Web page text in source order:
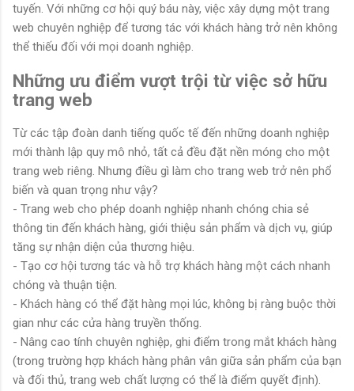
tuyến. Với những cơ hội quý báu này, việc xây dựng một trang
web chuyên nghiệp để tương tác với khách hàng trở nên không
thể thiếu đối với mọi doanh nghiệp.
Những ưu điểm vượt trội từ việc sở hữu
trang web
Từ các tập đoàn danh tiếng quốc tế đến những doanh nghiệp
mới thành lập quy mô nhỏ, tất cả đều đặt nền móng cho một
trang web riêng. Nhưng điều gì làm cho trang web trở nên phổ
biến và quan trọng như vậy?
- Trang web cho phép doanh nghiệp nhanh chóng chia sẻ
thông tin đến khách hàng, giới thiệu sản phẩm và dịch vụ, giúp
tăng sự nhận diện của thương hiệu.
- Tạo cơ hội tương tác và hỗ trợ khách hàng một cách nhanh
chóng và thuận tiện.
- Khách hàng có thể đặt hàng mọi lúc, không bị ràng buộc thời
gian như các cửa hàng truyền thống.
- Nâng cao tính chuyên nghiệp, ghi điểm trong mắt khách hàng
(trong trường hợp khách hàng phân vân giữa sản phẩm của bạn
và đối thủ, trang web chất lượng có thể là điểm quyết định).